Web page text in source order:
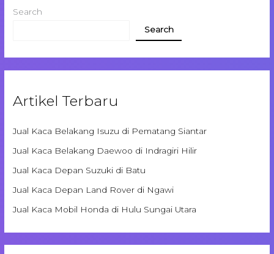
Search
Search
Artikel Terbaru
Jual Kaca Belakang Isuzu di Pematang Siantar
Jual Kaca Belakang Daewoo di Indragiri Hilir
Jual Kaca Depan Suzuki di Batu
Jual Kaca Depan Land Rover di Ngawi
Jual Kaca Mobil Honda di Hulu Sungai Utara